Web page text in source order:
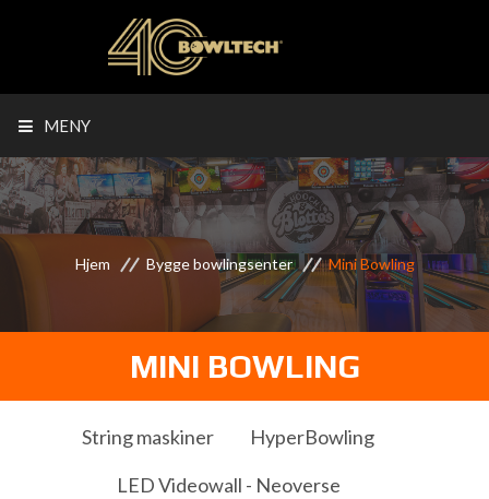
MENY
Hjem Bygge bowlingsenter Mini Bowling
MINI BOWLING
String maskiner
HyperBowling
LED Videowall - Neoverse